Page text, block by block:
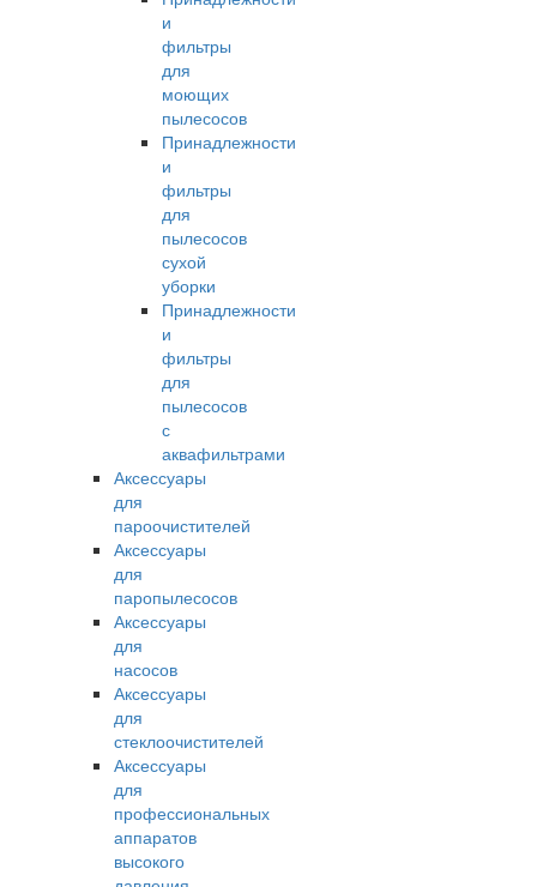
и
фильтры
для
моющих
пылесосов
Принадлежности
и
фильтры
для
пылесосов
сухой
уборки
Принадлежности
и
фильтры
для
пылесосов
с
аквафильтрами
Аксессуары
для
пароочистителей
Аксессуары
для
паропылесосов
Аксессуары
для
насосов
Аксессуары
для
стеклоочистителей
Аксессуары
для
профессиональных
аппаратов
высокого